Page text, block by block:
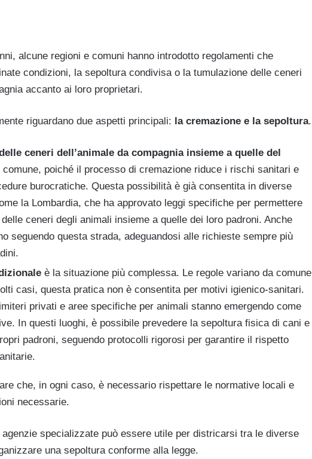
alcune regioni e comuni hanno introdotto regolamenti che
condizioni, la sepoltura condivisa o la tumulazione delle ceneri
accanto ai loro proprietari.
riguardano due aspetti principali: la cremazione e la sepoltura.
ceneri dell’animale da compagnia insieme a quelle del
comune, poiché il processo di cremazione riduce i rischi sanitari e
burocratiche. Questa possibilità è già consentita in diverse
la Lombardia, che ha approvato leggi specifiche per permettere
ceneri degli animali insieme a quelle dei loro padroni. Anche
seguendo questa strada, adeguandosi alle richieste sempre più
è la situazione più complessa. Le regole variano da comune
casi, questa pratica non è consentita per motivi igienico-sanitari.
privati e aree specifiche per animali stanno emergendo come
In questi luoghi, è possibile prevedere la sepoltura fisica di cani e
padroni, seguendo protocolli rigorosi per garantire il rispetto
che, in ogni caso, è necessario rispettare le normative locali e
necessarie.
specializzate può essere utile per districarsi tra le diverse
una sepoltura conforme alla legge.